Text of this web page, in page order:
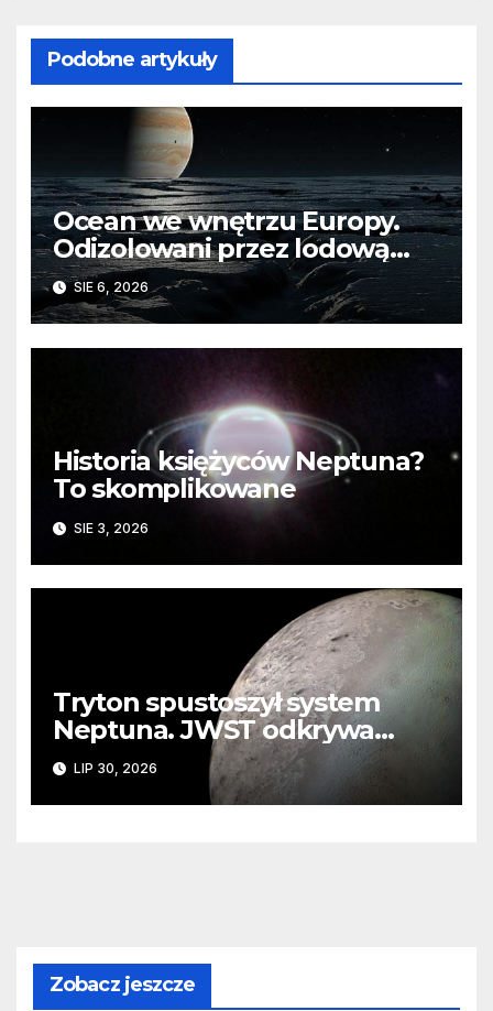
Podobne artykuły
Ocean we wnętrzu Europy.
Odizolowani przez lodową
barierę
SIE 6, 2026
Historia księżyców Neptuna?
To skomplikowane
SIE 3, 2026
Tryton spustoszył system
Neptuna. JWST odkrywa
ślady kosmicznej katastrofy i
zaginionego lodu
LIP 30, 2026
Zobacz jeszcze